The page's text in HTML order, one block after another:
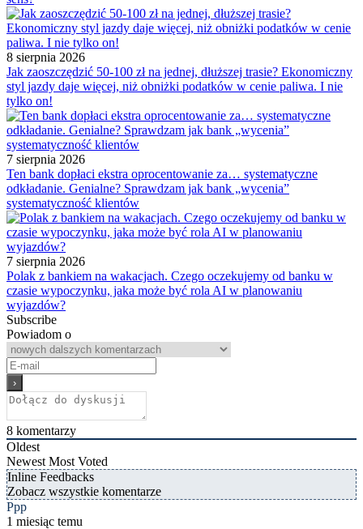
8 sierpnia 2026
Jak zaoszczędzić 50-100 zł na jednej, dłuższej trasie? Ekonomiczny
styl jazdy daje więcej, niż obniżki podatków w cenie paliwa. I nie
tylko on!
7 sierpnia 2026
Ten bank dopłaci ekstra oprocentowanie za… systematyczne
odkładanie. Genialne? Sprawdzam jak bank „wycenia”
systematyczność klientów
7 sierpnia 2026
Polak z bankiem na wakacjach. Czego oczekujemy od banku w
czasie wypoczynku, jaka może być rola AI w planowaniu
wyjazdów?
Subscribe
Powiadom o
8 komentarzy
Oldest
Newest Most Voted
Inline Feedbacks
Zobacz wszystkie komentarze
Ppp
1 miesiąc temu